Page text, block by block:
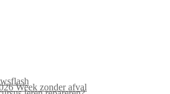
Week zonder afval